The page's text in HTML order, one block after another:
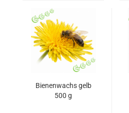
Bienenwachs gelb
500 g